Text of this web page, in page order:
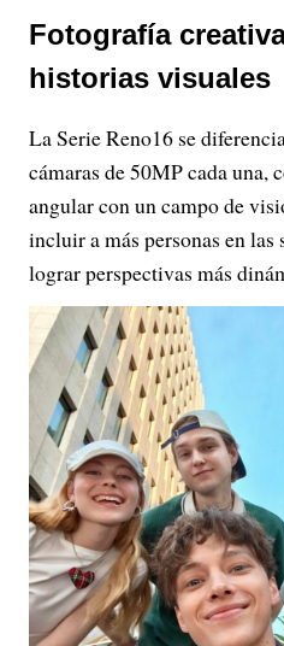
Fotografía
historias visuales
La Serie Reno16 se
cámaras de 50MP cada una,
angular con un campo de
incluir a más personas en
lograr perspectivas más